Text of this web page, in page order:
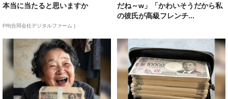
本当に当たると思いますか
PR(合同会社デジタルファーム )
だね～w」「かわいそうだから私
の彼氏が高級フレンチ...